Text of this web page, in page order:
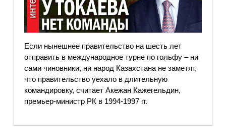
Если нынешнее правительство на шесть лет
отправить в международное турне по гольфу – ни
сами чиновники, ни народ Казахстана не заметят,
что правительство уехало в длительную
командировку, считает Акежан Кажегельдин,
премьер-министр РК в 1994-1997 гг.